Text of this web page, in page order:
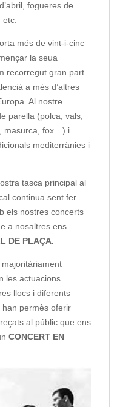
fogueres de
més de vint-i-cinc
la seua
recorregut gran part
a més d’altres
Al nostre
parella (polca, vals,
masurca, fox…) i
mediterrànies i
tasca principal al
continua sent fer
els nostres concerts
a nosaltres ens
DE PLAÇA.
les actuacions
llocs i diferents
permès oferir
al públic que ens
CONCERT EN